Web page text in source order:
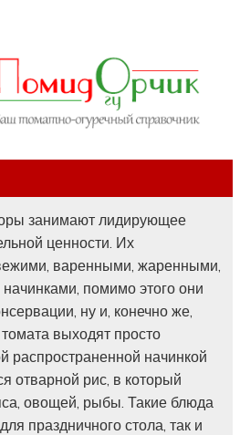
занимают лидирующее
ценности. Их
варенными, жаренными,
помимо этого они
ну и, конечно же,
выходят просто
распространенной начинкой
отварной рис, в который
овощей, рыбы. Такие блюда
праздничного стола, так и